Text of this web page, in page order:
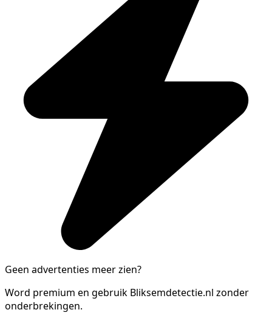
Geen advertenties meer zien?
Word premium en gebruik Bliksemdetectie.nl zonder
onderbrekingen.